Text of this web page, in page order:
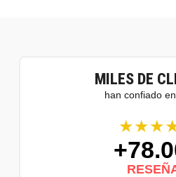
MILES DE
han confiado